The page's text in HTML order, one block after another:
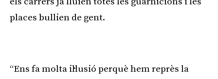
places bullien de gent.
“Ens fa molta il·lusió perquè hem reprès la